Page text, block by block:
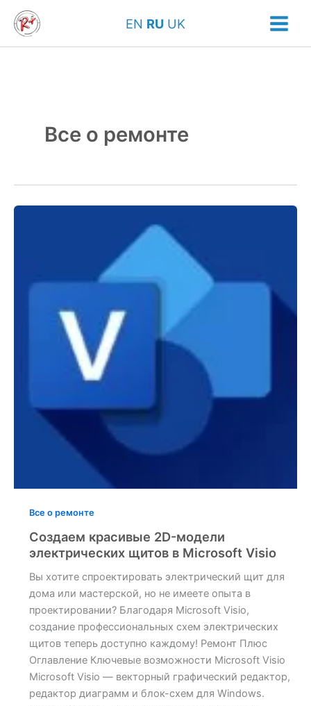
Перейти
содержимому
EN RU UK
Все о ремонте
Все о ремонте
Создаем красивые 2D-модели
электрических щитов в Microsoft Visio
Вы хотите спроектировать электрический щит для
дома или мастерской, но не имеете опыта в
проектировании? Благодаря Microsoft Visio,
создание профессиональных схем электрических
щитов теперь доступно каждому! Ремонт Плюс
Оглавление Ключевые возможности Microsoft Visio
Microsoft Visio — векторный графический редактор,
редактор диаграмм и блок-схем для Windows.